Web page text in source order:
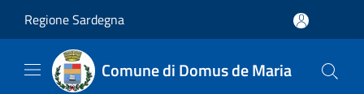
Regione Sardegna
Comune di Domus de Maria